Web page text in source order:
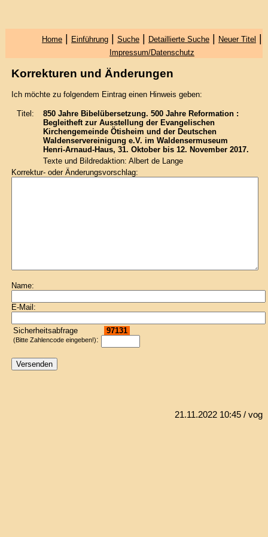
Home| Einführung| Suche| Detaillierte Suche| Neuer Titel |
Impressum/Datenschutz
Korrekturen und Änderungen
Ich möchte zu folgendem Eintrag einen Hinweis geben:
Titel:
850 Jahre Bibelübersetzung. 500 Jahre Reformation :
Begleitheft zur Ausstellung der Evangelischen
Kirchengemeinde Ötisheim und der Deutschen
Waldenservereinigung e.V. im Waldensermuseum
Henri-Arnaud-Haus, 31. Oktober bis 12. November 2017.
Texte und Bildredaktion: Albert de Lange
Korrektur- oder Änderungsvorschlag:
Name:
E-Mail:
Sicherheitsabfrage
(Bitte Zahlencode eingeben!):
97131
21.11.2022 10:45 / vog